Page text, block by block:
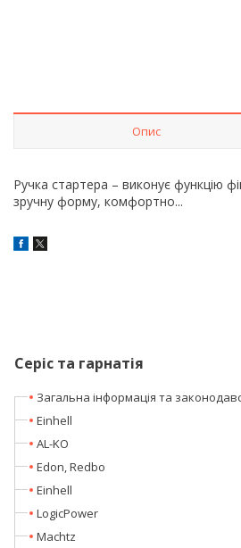
Опис
Ручка стартера – виконує функцію
зручну форму, комфортно...
Серіс та гарнатія
Загальна інформація та
Einhell
AL-KO
Edon, Redbo
Einhell
LogicPower
Machtz